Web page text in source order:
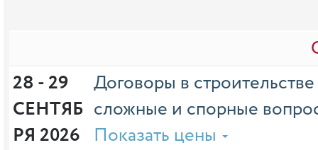
28 - 29
СЕНТЯБ
РЯ 2026
Договоры в
сложные и спорные
Показать цены